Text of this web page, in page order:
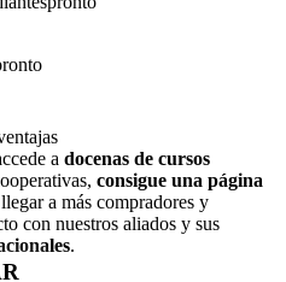
a docenas de cursos
consigue una página
a más compradores y
con nuestros aliados y sus
.